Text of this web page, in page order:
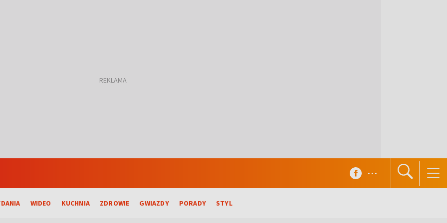
WIDEO KUCHNIA ZDROWIE GWIAZDY PORADY STYL
...